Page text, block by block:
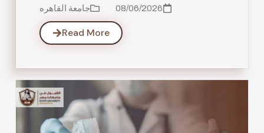
08/06/2026 جامعة القاهره
Read More